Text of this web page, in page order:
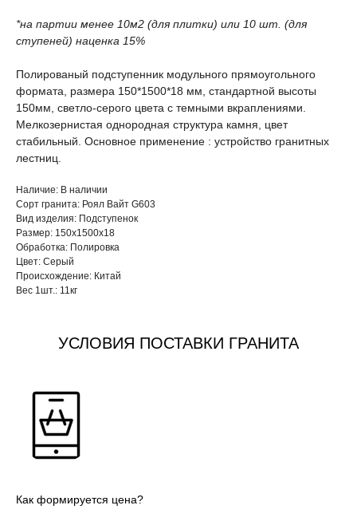
*на партии менее 10м2 (для плитки) или 10 шт. (для
ступеней) наценка 15%
Полированый подступенник модульного прямоугольного
формата, размера 150*1500*18 мм, стандартной высоты
150мм, светло-серого цвета с темными вкраплениями.
Мелкозернистая однородная структура камня, цвет
стабильный. Основное применение : устройство гранитных
лестниц.
Наличие: В наличии
Сорт гранита: Роял Вайт G603
Вид изделия: Подступенок
Размер: 150х1500х18
Обработка: Полировка
Цвет: Серый
Происхождение: Китай
Вес 1шт.: 11кг
УСЛОВИЯ ПОСТАВКИ ГРАНИТА
Как формируется цена?